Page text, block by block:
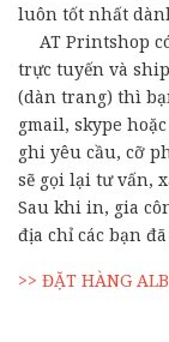
luôn tốt nhất
AT Printshop
trực tuyến và
(dàn trang) thì
gmail, skype
ghi yêu cầu, cỡ
sẽ gọi lại tư vấn,
Sau khi in, gia
địa chỉ các bạn
>> ĐẶT HÀNG